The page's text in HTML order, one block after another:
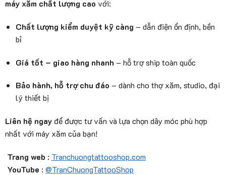
máy xăm chất lượng cao với:
Chất lượng kiểm duyệt kỹ càng – dẫn điện ổn định, bền
bỉ
Giá tốt – giao hàng nhanh – hỗ trợ ship toàn quốc
Bảo hành, hỗ trợ chu đáo – dành cho thợ xăm, studio, đại
lý thiết bị
Liên hệ ngayđể được tư vấn và lựa chọn dây móc phù hợp
nhất với máy xăm của bạn!
Trang web : Tranchuongtattooshop.com
YouTube : @TranChuongTattooShop